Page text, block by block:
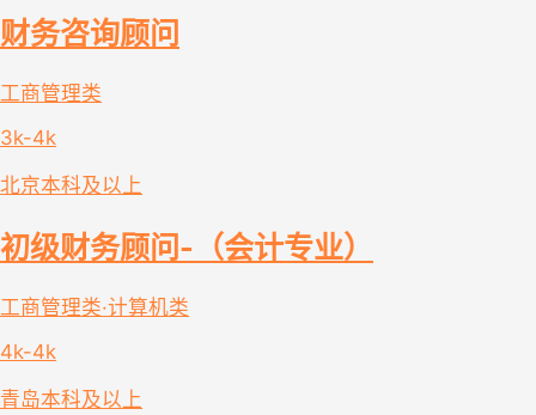
财务咨询顾问
工商管理类
3k-4k
北京本科及以上
初级财务顾问-（会计专业）
工商管理类·计算机类
4k-4k
青岛本科及以上